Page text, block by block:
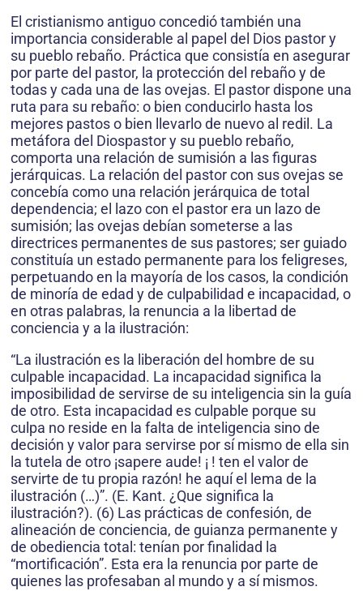
El cristianismo antiguo concedió también una
importancia considerable al papel del Dios pastor y
su pueblo rebaño. Práctica que consistía en asegurar
por parte del pastor, la protección del rebaño y de
todas y cada una de las ovejas. El pastor dispone una
ruta para su rebaño: o bien conducirlo hasta los
mejores pastos o bien llevarlo de nuevo al redil. La
metáfora del Diospastor y su pueblo rebaño,
comporta una relación de sumisión a las figuras
jerárquicas. La relación del pastor con sus ovejas se
concebía como una relación jerárquica de total
dependencia; el lazo con el pastor era un lazo de
sumisión; las ovejas debían someterse a las
directrices permanentes de sus pastores; ser guiado
constituía un estado permanente para los feligreses,
perpetuando en la mayoría de los casos, la condición
de minoría de edad y de culpabilidad e incapacidad, o
en otras palabras, la renuncia a la libertad de
conciencia y a la ilustración:
“La ilustración es la liberación del hombre de su
culpable incapacidad. La incapacidad significa la
imposibilidad de servirse de su inteligencia sin la guía
de otro. Esta incapacidad es culpable porque su
culpa no reside en la falta de inteligencia sino de
decisión y valor para servirse por sí mismo de ella sin
la tutela de otro ¡sapere aude! ¡ ! ten el valor de
servirte de tu propia razón! he aquí el lema de la
ilustración (…)”. (E. Kant. ¿Que significa la
ilustración?). (6) Las prácticas de confesión, de
alineación de conciencia, de guianza permanente y
de obediencia total: tenían por finalidad la
“mortificación”. Esta era la renuncia por parte de
quienes las profesaban al mundo y a sí mismos.